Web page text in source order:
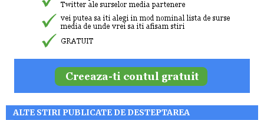
ALTE STIRI PUBLICATE DE DESTEPTAREA